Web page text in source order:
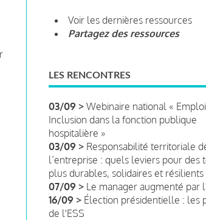
Voir les dernières ressources
Partagez des ressources
LES RENCONTRES
03/09 > Webinaire national «
Inclusion dans la fonction publique
hospitalière »
03/09 > Responsabilité territoriale
l’entreprise : quels leviers pour des
plus durables, solidaires et résilients
07/09 > Le manager augmenté par
16/09 > Élection présidentielle : les
de l'ESS